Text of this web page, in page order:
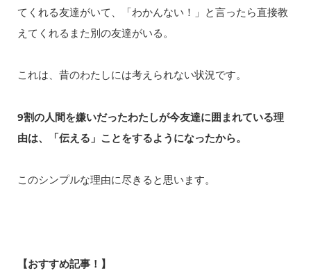
てくれる友達がいて、「わかんない！」と言ったら直接教
えてくれるまた別の友達がいる。
これは、昔のわたしには考えられない状況です。
9割の人間を嫌いだったわたしが今友達に囲まれている理
由は、「伝える」ことをするようになったから。
このシンプルな理由に尽きると思います。
【おすすめ記事！】